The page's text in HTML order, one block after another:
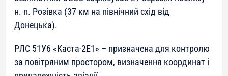
н. п. Розівка ​​(37 км на північний схід від
Донецька).
РЛС 51У6 «Каста-2Е1» – призначена для контролю
за повітряним простором, визначення координат і